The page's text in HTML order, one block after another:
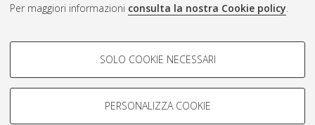
Per maggiori informazioni consulta la nostra Cookie policy.
COOKIE DI PROFILAZIONE -
Si tratta di cookie utilizzati per analizzare le caratteristiche della
navigazione degli utenti, creare profili in base al loro comportamento
SOLO COOKIE NECESSARI
PERSONALIZZA COOKIE
AMS Laurea
Impostazioni Cookie
Informativa sulla privacy
Condizioni d’uso del sito